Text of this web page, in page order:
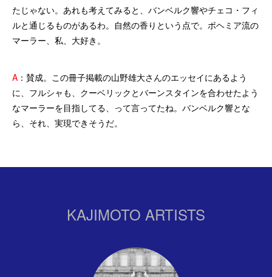
たじゃない。あれも考えてみると、バンベルク響やチェコ・フィ
ルと通じるものがあるわ。自然の香りという点で。ボヘミア流の
マーラー、私、大好き。
A ：賛成。この冊子掲載の山野雄大さんのエッセイにあるよう
に、フルシャも、クーベリックとバーンスタインを合わせたよう
なマーラーを目指してる、って言ってたね。バンベルク響とな
ら、それ、実現できそうだ。
KAJIMOTO ARTISTS